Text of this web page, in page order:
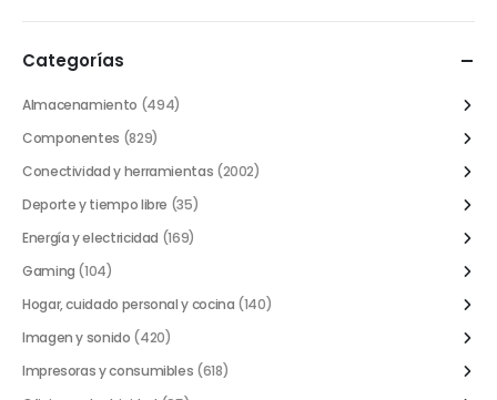
Categorías
Almacenamiento (494)
Componentes (829)
Conectividad y herramientas (2002)
Deporte y tiempo libre (35)
Energía y electricidad (169)
Gaming (104)
Hogar, cuidado personal y cocina (140)
Imagen y sonido (420)
Impresoras y consumibles (618)